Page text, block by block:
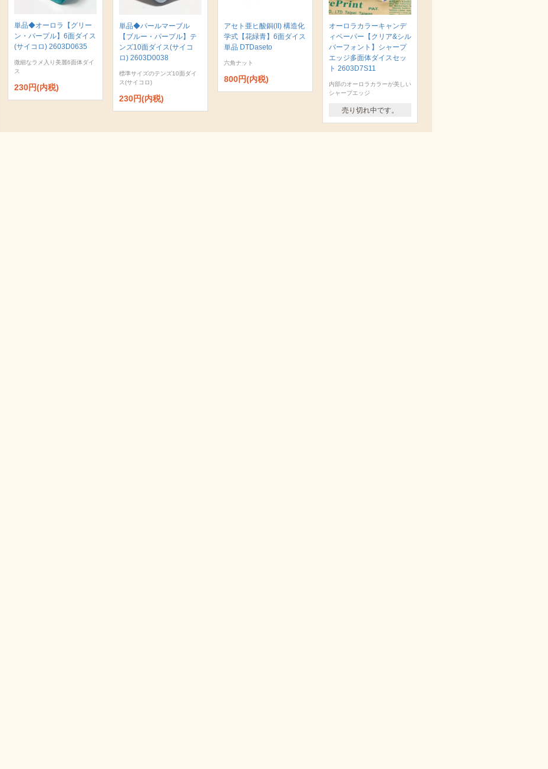
単品◆オーロラ【グリー
ン・パープル】6面ダイス
(サイコロ) 2603D0635
微細なラメ入り美麗6面体ダイ
ス
230円(内税)
単品◆パールマーブル
【ブルー・パープル】テ
ンズ10面ダイス(サイコ
ロ) 2603D0038
標準サイズのテンズ10面ダイ
ス(サイコロ)
230円(内税)
アセト亜ヒ酸銅(II) 構造化
学式【花緑青】6面ダイス
単品 DTDaseto
六角ナット
800円(内税)
オーロラカラーキャンデ
ィペーパー【クリア&シル
バーフォント】シャープ
エッジ多面体ダイスセッ
ト 2603D7S11
内部のオーロラカラーが美しい
シャープエッジ
売り切れ中です。